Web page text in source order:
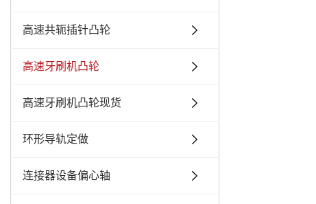
高速共轭插针凸轮
高速牙刷机凸轮
高速牙刷机凸轮现货
环形导轨定做
连接器设备偏心轴